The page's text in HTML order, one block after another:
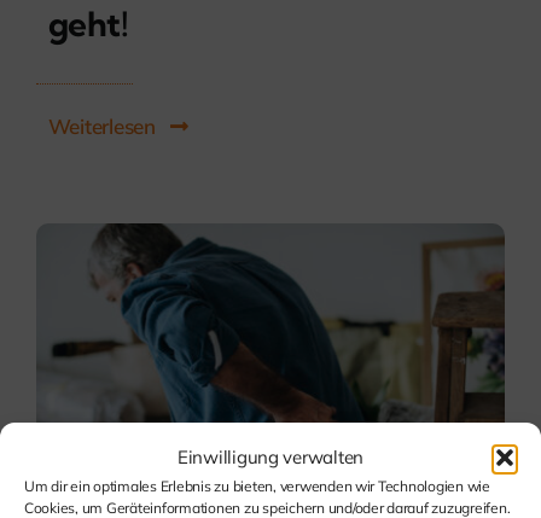
Einwilligung verwalten
Um dir ein optimales Erlebnis zu bieten, verwenden wir Technologien wie
Cookies, um Geräteinformationen zu speichern und/oder darauf zuzugreifen.
geht!
Weiterlesen